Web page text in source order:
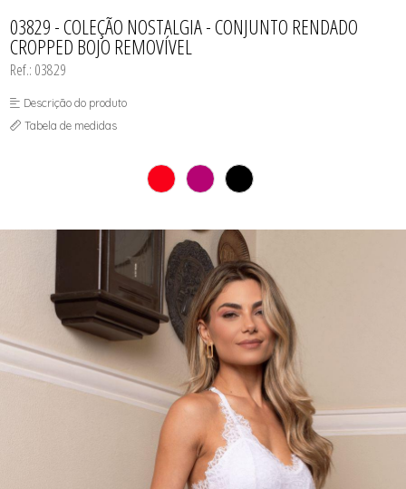
CONJUNTO
CONJUNTO BIQUÍNI
MAIÔ
TOP
03829 - COLEÇÃO NOSTALGIA - CONJUNTO RENDADO
CROPPED BOJO REMOVÍVEL
Ref.: 03829
Descrição do produto
Tabela de medidas